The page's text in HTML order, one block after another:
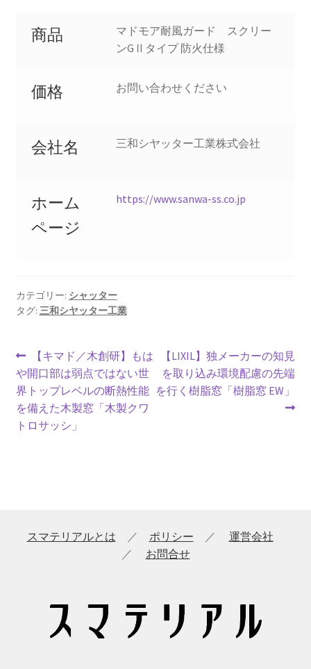
商品
マドモア耐風ガード スクリー
ンGⅡタイプ 防火仕様
価格 お問い合わせください
会社名 三和シヤッター工業株式会社
ホーム
ページ
https://www.sanwa-ss.co.jp
カテゴリー: シャッター
タグ: 三和シヤッター工業
投
稿
ナ
ビ
ョ
前
の
投
稿:
【キマド／木創研】もは
や開口部は弱点ではない世
界トップレベルの断熱性能
を備えた木製窓「木製クワ
トロサッシ」
次
の
投
【LIXIL】独メーカーの知見
を取り込み環境配慮の先端
を行く樹脂窓「樹脂窓 EW」
スマテリアルとは ／ ポリシー ／ 運営会社
／ お問合せ